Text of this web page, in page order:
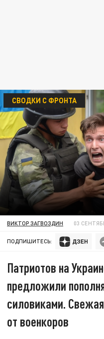
СВОДКИ С ФРОНТА
ВИКТОР ЗАГВОЗДИН 03
ПОДПИШИТЕСЬ:
Патриотов на
предложили
силовиками.
от военкоров